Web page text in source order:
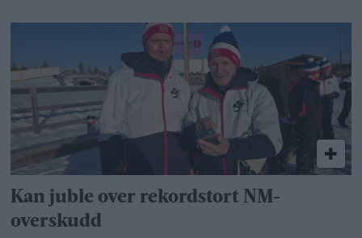
Kan juble over rekordstort NM-
overskudd